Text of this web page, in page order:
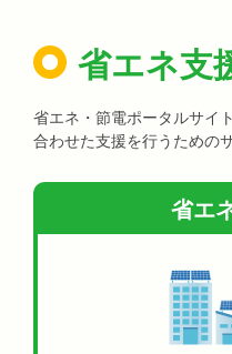
省エネ支
省エネ・節電ポータルサイ
合わせた支援を行うための
省エ